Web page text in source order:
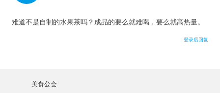
难道不是自制的水果茶吗？成品的要么就难喝，要么就高热量。
登录后回复
美食公会